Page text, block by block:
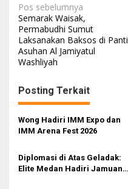
N
a
v
i
a
s
i
o
Pos sebelumnya
Semarak Waisak,
Permabudhi Sumut
Laksanakan Baksos di Panti
Asuhan Al Jamiyatul
Washliyah
Posting Terkait
Wong Hadiri IMM Expo dan
IMM Arena Fest 2026
Diplomasi di Atas Geladak:
Elite Medan Hadiri Jamuan